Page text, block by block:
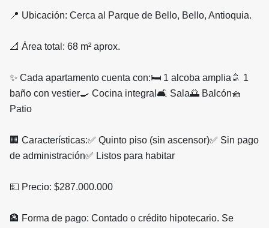
📍 Ubicación: Cerca al Parque de Bello, Bello, Antioquia.
📐 Área total: 68 m² aprox.
✨ Cada apartamento cuenta con:🛏️ 1 alcoba amplia🚿 1
baño con vestier🍳 Cocina integral🛋️ Sala🌅 Balcón🧺
Patio
🏢 Características:✅ Quinto piso (sin ascensor)✅ Sin pago
de administración✅ Listos para habitar
💵 Precio: $287.000.000
🏦 Forma de pago: Contado o crédito hipotecario. Se